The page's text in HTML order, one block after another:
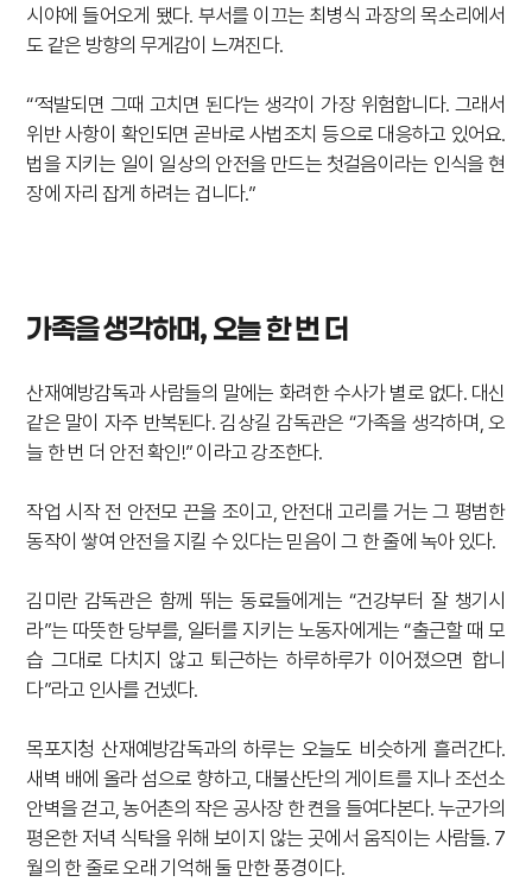
시야에 들어오게 됐다. 부서를 이끄는 최병식 과장의 목소리에서
도 같은 방향의 무게감이 느껴진다.
“‘적발되면 그때 고치면 된다’는 생각이 가장 위험합니다. 그래서
위반 사항이 확인되면 곧바로 사법조치 등으로 대응하고 있어요.
법을 지키는 일이 일상의 안전을 만드는 첫걸음이라는 인식을 현
장에 자리 잡게 하려는 겁니다.”
가족을 생각하며, 오늘 한 번 더
산재예방감독과 사람들의 말에는 화려한 수사가 별로 없다. 대신
같은 말이 자주 반복된다. 김상길 감독관은 “가족을 생각하며, 오
늘 한 번 더 안전 확인!” 이라고 강조한다.
작업 시작 전 안전모 끈을 조이고, 안전대 고리를 거는 그 평범한
동작이 쌓여 안전을 지킬 수 있다는 믿음이 그 한 줄에 녹아 있다.
김미란 감독관은 함께 뛰는 동료들에게는 “건강부터 잘 챙기시
라”는 따뜻한 당부를, 일터를 지키는 노동자에게는 “출근할 때 모
습 그대로 다치지 않고 퇴근하는 하루하루가 이어졌으면 합니
다”라고 인사를 건넸다.
목포지청 산재예방감독과의 하루는 오늘도 비슷하게 흘러간다.
새벽 배에 올라 섬으로 향하고, 대불산단의 게이트를 지나 조선소
안벽을 걷고, 농어촌의 작은 공사장 한 켠을 들여다본다. 누군가의
평온한 저녁 식탁을 위해 보이지 않는 곳에서 움직이는 사람들. 7
월의 한 줄로 오래 기억해 둘 만한 풍경이다.